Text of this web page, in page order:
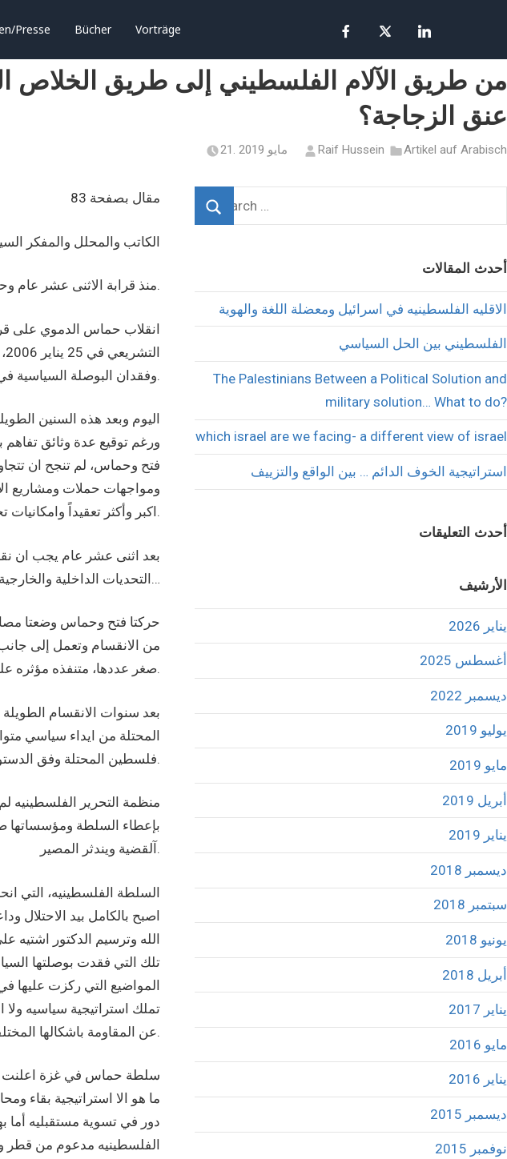
Presse Bücher Vorträge
من طريق الآلام الفلسطيني إلى طريق
عنق الزجاجة؟
21. مايو 2019 Raif Hussein Artikel auf Arabisch
مقال بصفحة 83
الكاتب والمحلل والمفكر
منذ قرابة الاثنى عشر عام وحركتا فتح وحماس تتصارعان وتتقاتلان على من له الشرعية تحت عباءة الاحتلال في فلسطين.
انقلاب حماس الدموي على
وفقدان البوصلة السياسية في اكثر الملفات.
اليوم وبعد هذه السنين
ورغم توقيع عدة وثائق تفاهم
فتح وحماس، لم تنجح ان
ومواجهات حملات ومشاريع
اكبر وأكثر تعقيداً وامكانيات تجاوز هذا البعد أصبحت، ورغم تفائلي المستمر، شبه معدومه.
بعد اثنى عشر عام يجب ان
التحديات الداخلية والخارجية المستمرة ، الا سراب في الأفق…
حركتا فتح وحماس وضعتا
من الانقسام وتعمل إلى
صغر عددها، متنفذه مؤثره على القرار السياسي المركزي.
بعد سنوات الانقسام
المحتلة من ايداء سياسي
فلسطين المحتلة وفق الدستور الفلسطيني الحالي.
منظمة التحرير الفلسطينيه
بإعطاء السلطة ومؤسساتها
آلقضية ويندثر المصير.
السلطة الفلسطينيه، التي
اصبح بالكامل بيد الاحتلال
الله وترسيم الدكتور
تلك التي فقدت بوصلتها
المواضيع التي ركزت عليها في
تملك استراتيجية سياسيه ولا
عن المقاومة باشكالها المختلفة.
سلطة حماس في غزة اعلنت منذ
ما هو الا استراتيجية بقاء
دور في تسوية مستقبليه أما
الفلسطينيه مدعوم من قطر
أحدث المقالات
الاقليه الفلسطينيه في اسرائيل ومعضلة اللغة والهوية
الفلسطيني بين الحل السياسي
The Palestinians Between a Political Solution and
military solution… What to do?
which israel are we facing- a different view of israel
استراتيجية الخوف الدائم … بين الواقع والتزييف
أحدث التعليقات
الأرشيف
يناير 2026
أغسطس 2025
ديسمبر 2022
يوليو 2019
مايو 2019
أبريل 2019
يناير 2019
ديسمبر 2018
سبتمبر 2018
يونيو 2018
أبريل 2018
يناير 2017
مايو 2016
يناير 2016
ديسمبر 2015
نوفمبر 2015